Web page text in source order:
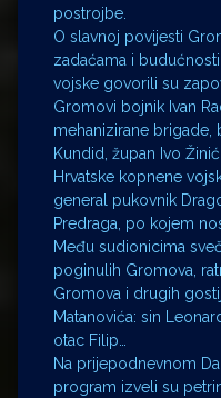
postrojbe.
O slavnoj povijesti
zadaćama i
vojske govorili su
Gromovi bojnik Ivan
mehanizirane
Kundid, župan Ivo
Hrvatske kopnene
general pukovnik
Predraga, po kojem
Među sudionicima
poginulih Gromova,
Gromova i drugih
Matanovića: sin
otac Filip…
Na prijepodnevnom
program izveli su